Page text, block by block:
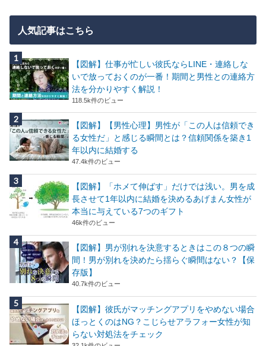
人気記事はこちら
【図解】仕事が忙しい彼氏ならLINE・連絡しな
いで放っておくのが一番！期間と男性との連絡方
法を分かりやすく解説！
118.5k件のビュー
【図解】【男性心理】男性が「この人は信頼でき
る女性だ」と感じる瞬間とは？信頼関係を築き1
年以内に結婚する
47.4k件のビュー
【図解】「ホメて伸ばす」だけでは浅い。男を成
長させて1年以内に結婚を決めるあげまん女性が
本当に与えている7つのギフト
46k件のビュー
【図解】男が別れを決意するときはこの８つの瞬
間！男が別れを決めたら揺らぐ瞬間はない？【保
存版】
40.7k件のビュー
【図解】彼氏がマッチングアプリをやめない場合
ほっとくのはNG？こじらせアラフォー女性が知
らない対処法をチェック